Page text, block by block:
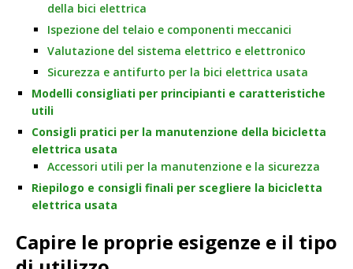
della bici elettrica
Ispezione del telaio e componenti meccanici
Valutazione del sistema elettrico e elettronico
Sicurezza e antifurto per la bici elettrica usata
Modelli consigliati per principianti e caratteristiche
utili
Consigli pratici per la manutenzione della bicicletta
elettrica usata
Accessori utili per la manutenzione e la sicurezza
Riepilogo e consigli finali per scegliere la bicicletta
elettrica usata
Capire le proprie esigenze e il tipo